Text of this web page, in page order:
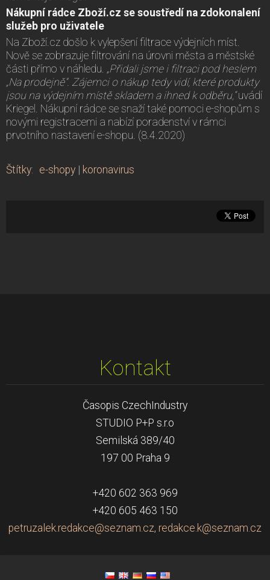
Nákupní rádce Zboží.cz se soustředí na zdokonalení
služeb pro uživatele
Na Zboží.cz došlo k vylepšení filtrace výdejních míst.
Nově se zobrazuje filtrování na úrovni města a městské
části přímo v náhledu. „Přidali jsme i filtraci pod heslem
„Na prodejně". Zájemci o nákup tedy vidí, které produkty
jsou na výdejním místě skladem a ihned k odběru,“uvádí
Kriegel. Nákupní rádce se snaží také pomoci e-shopům s
novými registracemi a nabízí poradenství v rámci
prvotního nastavení e-shopu. (8.4.2020)
Štítky: e-shopy | koronavirus
Kontakt
Časopis CzechIndustry
STUDIO P+P s.r.o
Semilská 389/40
197 00 Praha 9
+420 602 363 969
+420 605 463 150
petruzalek.redakce@seznam.cz, redakce.k@seznam.cz